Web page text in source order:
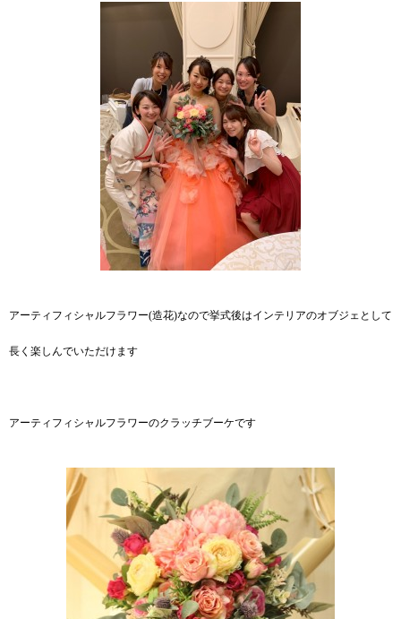
アーティフィシャルフラワー(造花)なので挙式後はインテリアのオブジェとして
長く楽しんでいただけます
アーティフィシャルフラワーのクラッチブーケです